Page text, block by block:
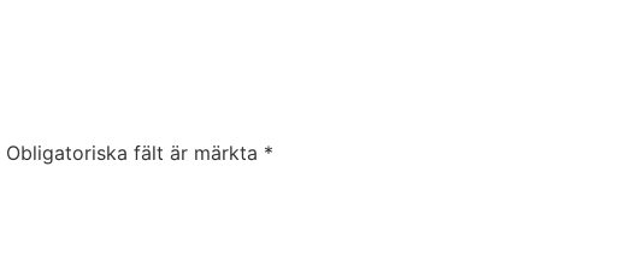
Obligatoriska fält är märkta *